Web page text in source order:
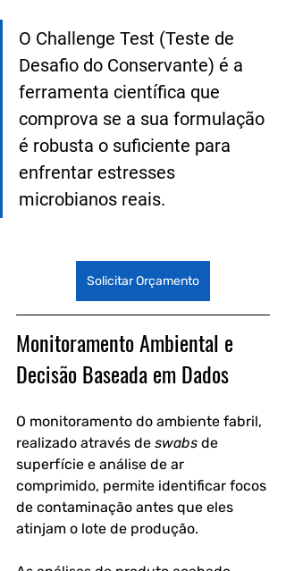
O Challenge Test (Teste de
Desafio do Conservante) é a
ferramenta científica que
comprova se a sua formulação
é robusta o suficiente para
enfrentar estresses
microbianos reais.
Solicitar Orçamento
Monitoramento Ambiental e
Decisão Baseada em Dados
O monitoramento do ambiente fabril,
realizado através de swabs de
superfície e análise de ar
comprimido, permite identificar focos
de contaminação antes que eles
atinjam o lote de produção.